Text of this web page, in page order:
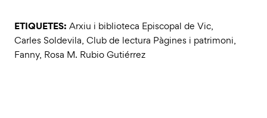
ETIQUETES: Arxiu i biblioteca Episcopal de Vic,
Carles Soldevila, Club de lectura Pàgines i patrimoni,
Fanny, Rosa M. Rubio Gutiérrez